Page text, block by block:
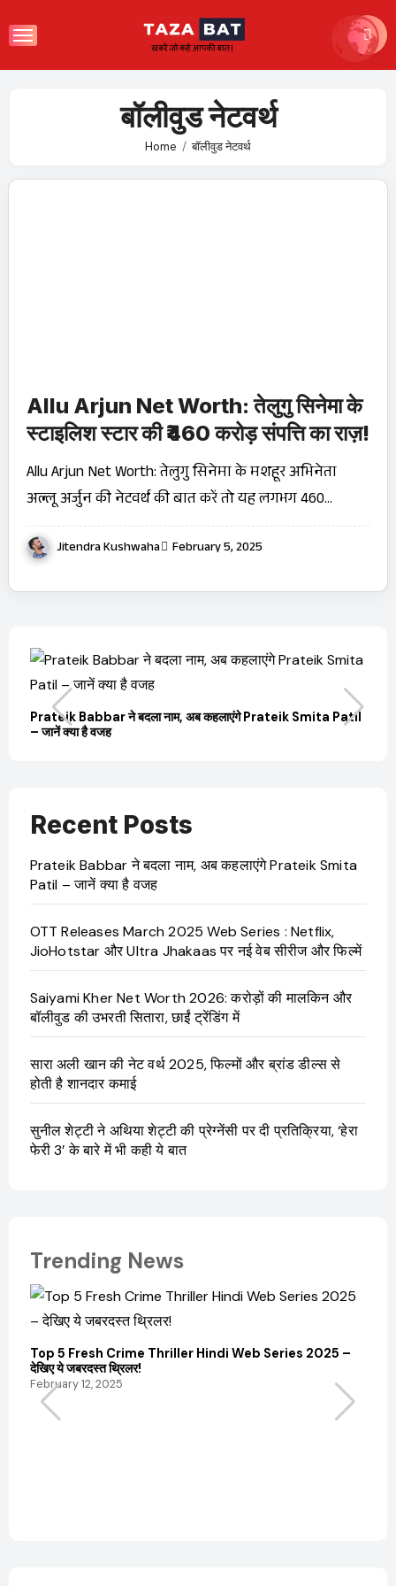
to
बॉलीवुड नेटवर्थ
Home बॉलीवुड नेटवर्थ
Allu Arjun Net Worth: तेलुगु सिनेमा के
स्टाइलिश स्टार की ₹460 करोड़ संपत्ति का राज़!
Allu Arjun Net Worth: तेलुगु सिनेमा के मशहूर अभिनेता
अल्लू अर्जुन की नेटवर्थ की बात करें तो यह लगभग 460…
Jitendra Kushwaha February 5, 2025
Prateik Babbar ने बदला नाम, अब कहलाएंगे Prateik Smita Patil
– जानें क्या है वजह
Recent Posts
Prateik Babbar ने बदला नाम, अब कहलाएंगे Prateik Smita
Patil – जानें क्या है वजह
OTT Releases March 2025 Web Series : Netflix,
JioHotstar और Ultra Jhakaas पर नई वेब सीरीज और फिल्में
Saiyami Kher Net Worth 2026: करोड़ों की मालकिन और
बॉलीवुड की उभरती सितारा, छाईं ट्रेंडिंग में
सारा अली खान की नेट वर्थ 2025, फिल्मों और ब्रांड डील्स से
होती है शानदार कमाई
सुनील शेट्टी ने अथिया शेट्टी की प्रेग्नेंसी पर दी प्रतिक्रिया, ‘हेरा
फेरी 3’ के बारे में भी कही ये बात
Trending News
Top 5 Fresh Crime Thriller Hindi Web Series 2025 –
देखिए ये जबरदस्त थ्रिलर!
February 12, 2025